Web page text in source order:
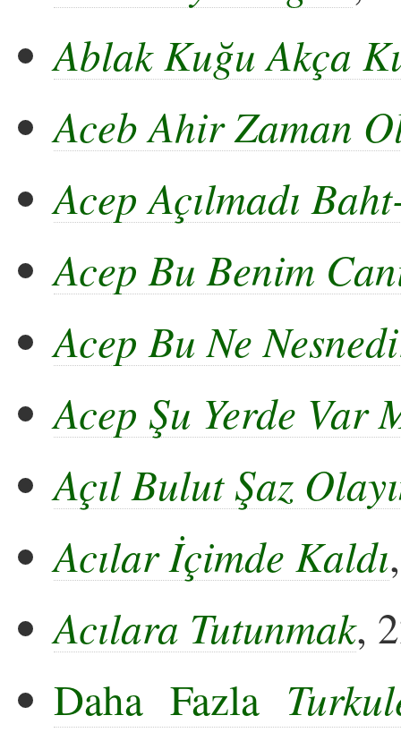
Ablak Kuğu Akça
Aceb Ahir Zaman
Acep Açılmadı
Acep Bu Benim
Acep Bu Ne
Acep Şu Yerde Var
Açıl Bulut Şaz
Acılar İçimde Kaldı
Acılara Tutunmak,
Daha Fazla